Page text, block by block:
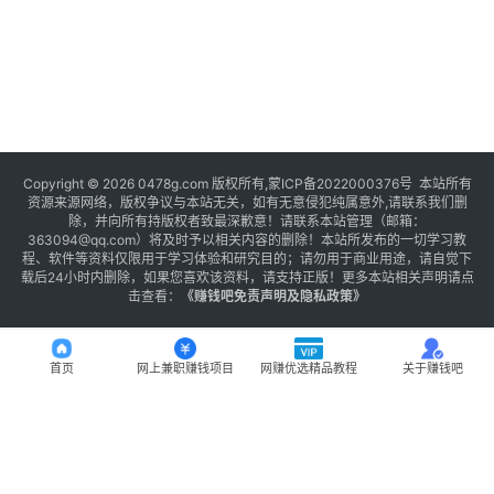
Copyright © 2026 0478g.com 版权所有,蒙ICP备2022000376号 本站所有
资源来源网络，版权争议与本站无关，如有无意侵犯纯属意外,请联系我们删
除，并向所有持版权者致最深歉意！请联系本站管理（邮箱：
363094@qq.com）将及时予以相关内容的删除！本站所发布的一切学习教
程、软件等资料仅限用于学习体验和研究目的；请勿用于商业用途，请自觉下
载后24小时内删除，如果您喜欢该资料，请支持正版！更多本站相关声明请点
击查看：
《赚钱吧免责声明及隐私政策》
首页 网上兼职赚钱项目 网赚优选精品教程 关于赚钱吧